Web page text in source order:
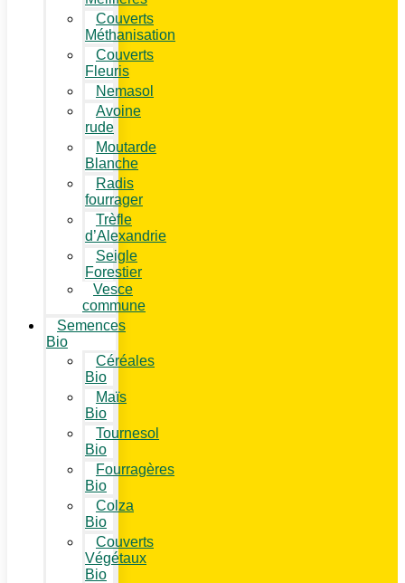
Couverts
Méthanisation
Couverts
Fleuris
Nemasol
Avoine
rude
Moutarde
Blanche
Radis
fourrager
Trèfle
d’Alexandrie
Seigle
Forestier
Vesce
commune
Semences
Bio
Céréales
Bio
Maïs
Bio
Tournesol
Bio
Fourragères
Bio
Colza
Bio
Couverts
Végétaux
Bio